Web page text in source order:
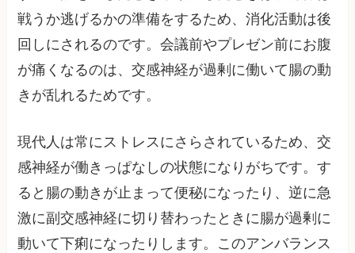
戦うか逃げるかの準備をするため、消化活動は後
回しにされるのです。会議前やプレゼン前にお腹
が痛くなるのは、交感神経が過剰に働いて腸の動
きが乱れるためです。
現代人は常にストレスにさらされているため、交
感神経が働きっぱなしの状態になりがちです。す
ると腸の動きが止まって便秘になったり、逆に急
激に副交感神経に切り替わったときに腸が過剰に
動いて下痢になったりします。このアンバランス